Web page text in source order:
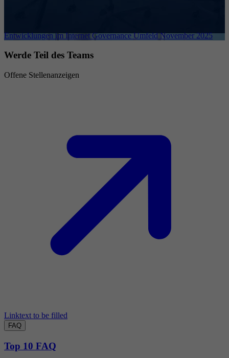
Entwicklungen im Internet Governance Umfeld November 2025
Werde Teil des Teams
Offene Stellenanzeigen
Linktext to be filled
FAQ
Top 10 FAQ